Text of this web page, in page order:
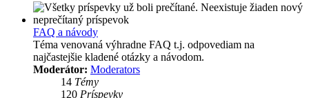
FAQ a návody
Téma venovaná výhradne FAQ t.j. odpovediam na
najčastejšie kladené otázky a návodom.
Moderátor: Moderators
14 Témy
120 Príspevky